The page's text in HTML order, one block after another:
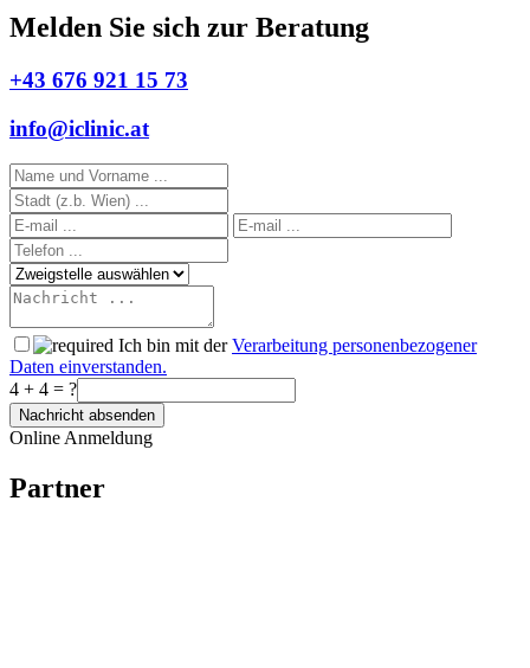
Melden Sie sich zur Beratung
+43 676 921 15 73
info@iclinic.at
Ich bin mit derVerarbeitung personenbezogener
Daten einverstanden.
4 + 4 = ?
Online Anmeldung
Partner